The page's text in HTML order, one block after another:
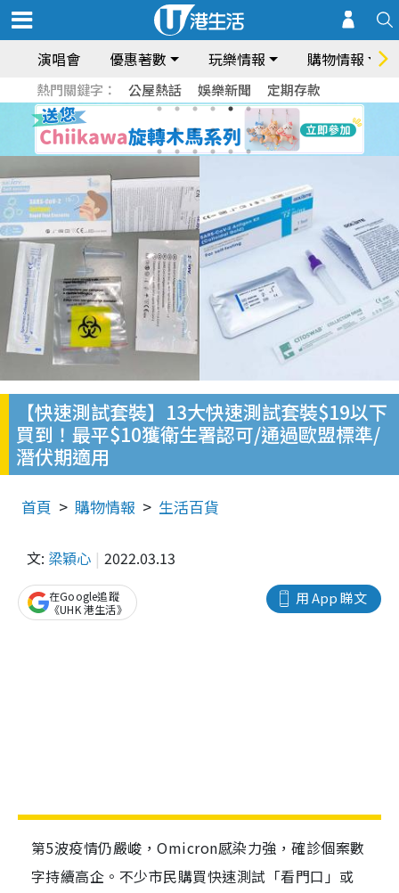
演唱會 優惠著數 玩樂情報 購物情報
熱門關鍵字： 公屋熱話 娛樂新聞 定期存款
【快速測試套裝】13大快速測試套裝$19以下
買到！最平$10獲衛生署認可/通過歐盟標準/
潛伏期適用
首頁 購物情報 生活百貨
文: 梁穎心 2022.03.13
用 App 睇文
在Google追蹤
《UHK 港生活》
第5波疫情仍嚴峻，Omicron感染力強，確診個案數
字持續高企。不少市民購買快速測試「看門口」或